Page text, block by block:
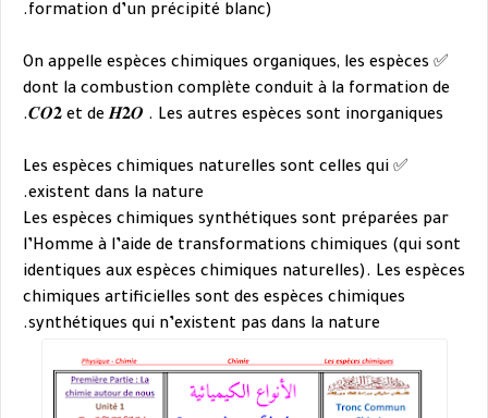
formation d’un précipité blanc).
✅
On appelle espèces chimiques organiques, les espèces
dont la combustion complète conduit à la formation de
𝑪𝑶𝟐 et de 𝑯𝟐𝑶 . Les autres espèces sont inorganiques.
✅
Les espèces chimiques naturelles sont celles qui
existent dans la nature.
Les espèces chimiques synthétiques sont préparées par
l’Homme à l’aide de transformations chimiques (qui sont
identiques aux espèces chimiques naturelles). Les espèces
chimiques artificielles sont des espèces chimiques
synthétiques qui n’existent pas dans la nature.